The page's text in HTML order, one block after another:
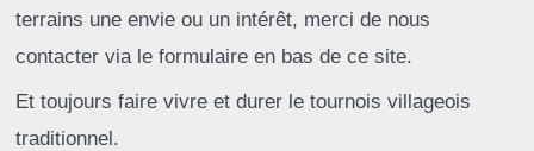
terrains une envie ou un intérêt, merci de nous
contacter via le formulaire en bas de ce site.
Et toujours faire vivre et durer le tournois villageois
traditionnel.